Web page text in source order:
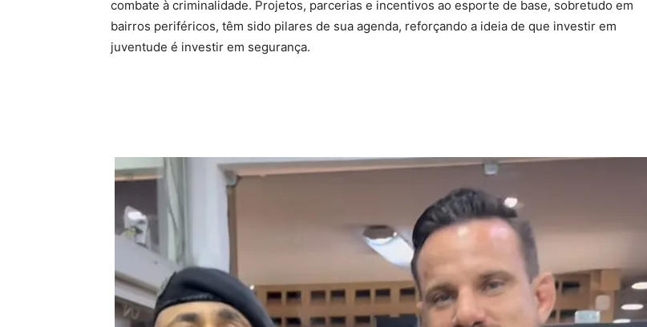
combate à criminalidade. Projetos, parcerias e incentivos ao esporte de base, sobretudo em
bairros periféricos, têm sido pilares de sua agenda, reforçando a ideia de que investir em
juventude é investir em segurança.